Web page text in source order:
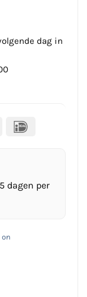
dag in
Bancontact
dagen per
on